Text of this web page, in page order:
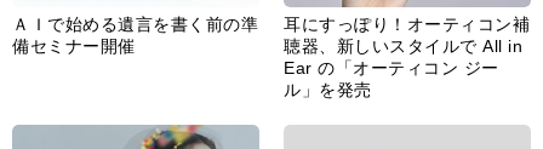
ＡＩで始める遺言を書く前の準
備セミナー開催
耳にすっぽり！オーティコン補
聴器、新しいスタイルで All in
Ear の「オーティコン ジー
ル」を発売